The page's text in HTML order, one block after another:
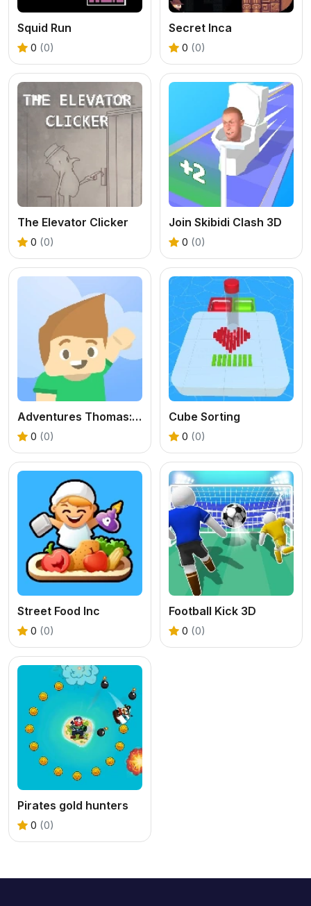
Squid Run
0 (0)
Secret Inca
0 (0)
The Elevator Clicker
0 (0)
Join Skibidi Clash 3D
0 (0)
Adventures Thomas: Draw and Erase
0 (0)
Cube Sorting
0 (0)
Street Food Inc
0 (0)
Football Kick 3D
0 (0)
Pirates gold hunters
0 (0)